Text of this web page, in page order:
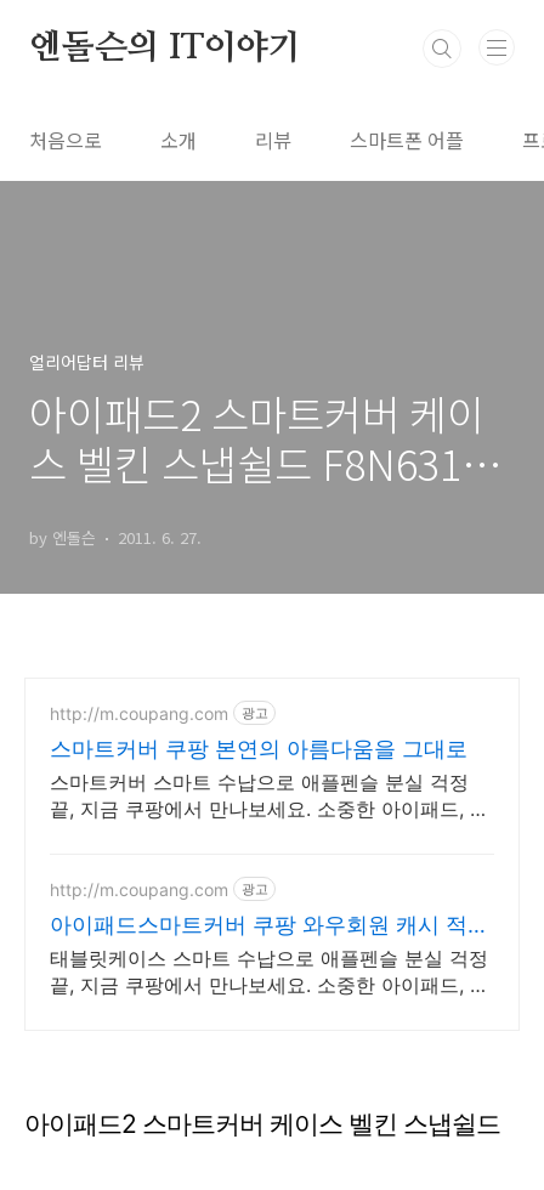
엔돌슨의 IT이야기
처음으로 소개 리뷰 스마트폰 어플
얼리어답터 리뷰
아이패드2 스마트커버 케이
스 벨킨 스냅쉴드 F8N631qe
스)
by 엔돌슨 2011. 6. 27.
http://m.coupang.com 광고
스마트커버 쿠팡 본연의 아름다움을 그대로
스마트커버 스마트 수납으로 애플펜슬 분실 걱정
끝, 지금 쿠팡에서 만나보세요. 소중한 아이패드, 태
http://m.coupang.com 광고
아이패드스마트커버 쿠팡 와우회원 캐시 적립
혜택
태블릿케이스 스마트 수납으로 애플펜슬 분실 걱정
끝, 지금 쿠팡에서 만나보세요. 소중한 아이패드, 태
아이패드2 스마트커버 케이스 벨킨 스냅쉴드